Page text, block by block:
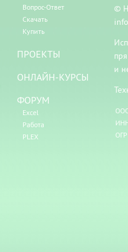
Вопрос-Ответ
Скачать
Купить
ПРОЕКТЫ
ОНЛАЙН-КУРСЫ
ФОРУМ
Excel
Работа
PLEX
©
и